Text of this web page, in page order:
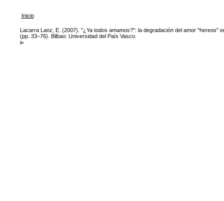
Inicio
Lacarra Lanz, E. (2007). "¿Ya todos amamos?": la degradación del amor "hereos"
(pp. 33–76). Bilbao: Universidad del País Vasco.